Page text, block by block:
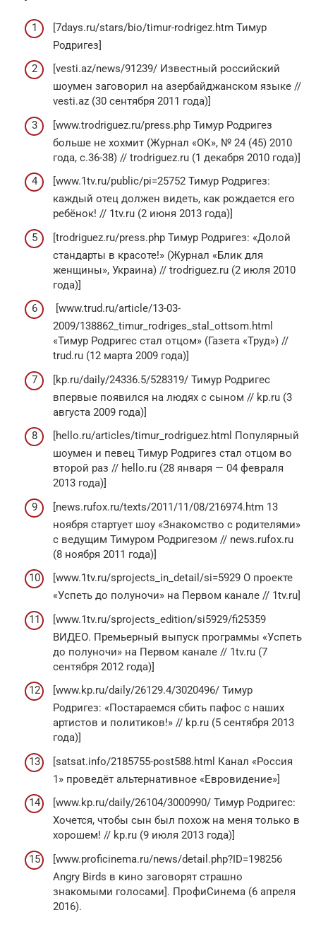
[7days.ru/stars/bio/timur-rodrigez.htm Тимур
Родригез]
[vesti.az/news/91239/ Известный российский
шоумен заговорил на азербайджанском языке //
vesti.az (30 сентября 2011 года)]
[www.trodriguez.ru/press.php Тимур Родригез
больше не хохмит (Журнал «ОК», № 24 (45) 2010
года, с.36-38) // trodriguez.ru (1 декабря 2010 года)]
[www.1tv.ru/public/pi=25752 Тимур Родригез:
каждый отец должен видеть, как рождается его
ребёнок! // 1tv.ru (2 июня 2013 года)]
[trodriguez.ru/press.php Тимур Родригез: «Долой
стандарты в красоте!» (Журнал «Блик для
женщины», Украина) // trodriguez.ru (2 июля 2010
года)]
[www.trud.ru/article/13-03-
2009/138862_timur_rodriges_stal_ottsom.html
«Тимур Родригес стал отцом» (Газета «Труд») //
trud.ru (12 марта 2009 года)]
[kp.ru/daily/24336.5/528319/ Тимур Родригес
впервые появился на людях с сыном // kp.ru (3
августа 2009 года)]
[hello.ru/articles/timur_rodriguez.html Популярный
шоумен и певец Тимур Родригез стал отцом во
второй раз // hello.ru (28 января — 04 февраля
2013 года)]
[news.rufox.ru/texts/2011/11/08/216974.htm 13
ноября стартует шоу «Знакомство с родителями»
с ведущим Тимуром Родригезом // news.rufox.ru
(8 ноября 2011 года)]
[www.1tv.ru/sprojects_in_detail/si=5929 О проекте
«Успеть до полуночи» на Первом канале // 1tv.ru]
[www.1tv.ru/sprojects_edition/si5929/fi25359
ВИДЕО. Премьерный выпуск программы «Успеть
до полуночи» на Первом канале // 1tv.ru (7
сентября 2012 года)]
[www.kp.ru/daily/26129.4/3020496/ Тимур
Родригез: «Постараемся сбить пафос с наших
артистов и политиков!» // kp.ru (5 сентября 2013
года)]
[satsat.info/2185755-post588.html Канал «Россия
1» проведёт альтернативное «Евровидение»]
[www.kp.ru/daily/26104/3000990/ Тимур Родригес:
Хочется, чтобы сын был похож на меня только в
хорошем! // kp.ru (9 июля 2013 года)]
[www.proficinema.ru/news/detail.php?ID=198256
Angry Birds в кино заговорят страшно
знакомыми голосами]. ПрофиСинема (6 апреля
2016).